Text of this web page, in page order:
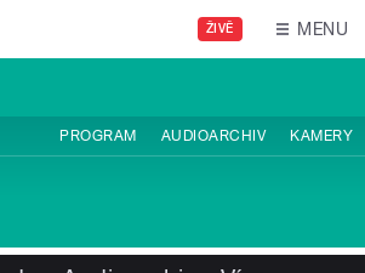
ŽIVĚ MENU
PROGRAM AUDIOARCHIV KAMERY